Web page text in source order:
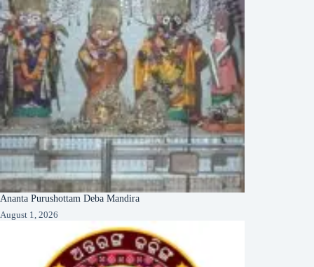
Ananta Purushottam Deba Mandira
August 1, 2026